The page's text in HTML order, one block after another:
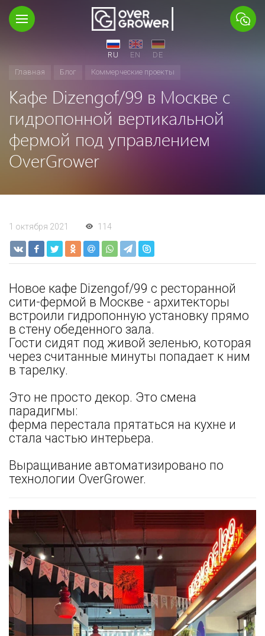
RU EN
DE
Главная
Блог Коммерческие проекты
Кафе Dizengof/99 в Москве с
гидропонной вертикальной
фермой под управлением
OverGrower
1 октября 2021 114
Новое кафе Dizengof/99 с ресторанной
сити-фермой в Москве - архитекторы
встроили гидропонную установку прямо
в стену обеденного зала.
Гости сидят под живой зеленью, которая
через считанные минуты попадает к ним
в тарелку.
Это не просто декор. Это смена
парадигмы:
ферма перестала прятаться на кухне и
стала частью интерьера.
Выращивание автоматизировано по
технологии OverGrower.